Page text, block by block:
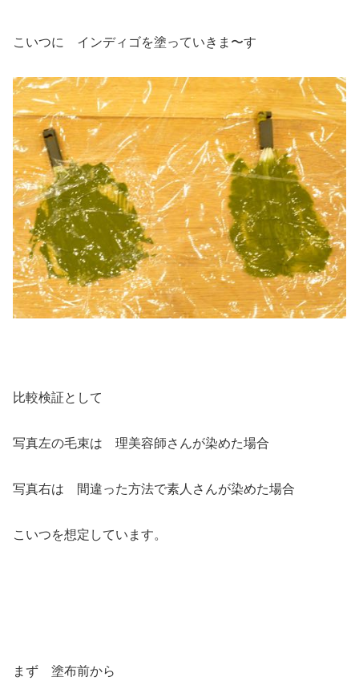
こいつに インディゴを塗っていきま〜す
比較検証として
写真左の毛束は 理美容師さんが染めた場合
写真右は 間違った方法で素人さんが染めた場合
こいつを想定しています。
まず 塗布前から